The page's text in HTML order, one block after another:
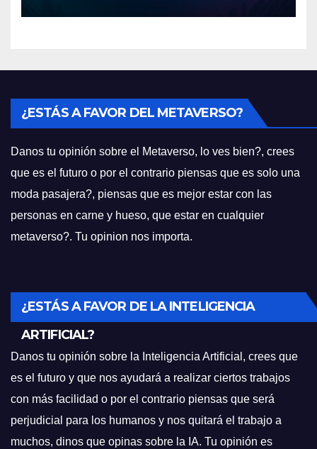
¿ESTÁS A FAVOR DEL METAVERSO?
Danos tu opinión sobre el Metaverso, lo ves bien?, crees
que es el futuro o por el contrario piensas que es solo una
moda pasajera?, piensas que es mejor estar con las
personas en carne y hueso, que estar en cualquier
metaverso?. Tu opinion nos importa.
¿ESTÁS A FAVOR DE LA INTELIGENCIA
ARTIFICIAL?
Danos tu opinión sobre la Inteligencia Artificial, crees que
es el futuro y que nos ayudará a realizar ciertos trabajos
con más facilidad o por el contrario piensas que será
perjudicial para los humanos y nos quitará el trabajo a
muchos, dinos que opinas sobre la IA. Tu opinión es